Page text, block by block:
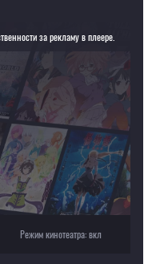
за рекламу в плеере.
другой плеер!
VPN
история мира [ТВ-2]
Режим кинотеатра:вкл